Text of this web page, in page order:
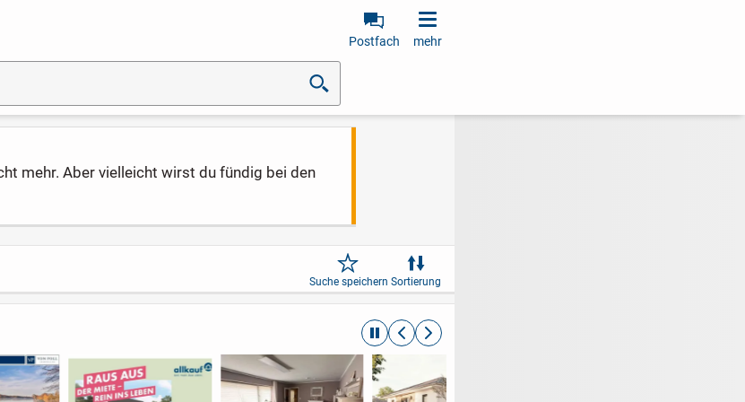
Postfach mehr
mehr. Aber vielleicht wirst du fündig bei den
Suche speichern Sortierung
automatische Rotation beenden
zurückblättern
weiterblättern